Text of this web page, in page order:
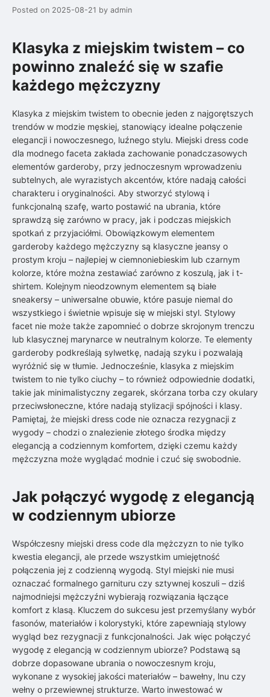
Posted on 2025-08-21 by admin
Klasyka z miejskim twistem – co
powinno znaleźć się w szafie
każdego mężczyzny
Klasyka z miejskim twistem to obecnie jeden z najgorętszych
trendów w modzie męskiej, stanowiący idealne połączenie
elegancji i nowoczesnego, luźnego stylu. Miejski dress code
dla modnego faceta zakłada zachowanie ponadczasowych
elementów garderoby, przy jednoczesnym wprowadzeniu
subtelnych, ale wyrazistych akcentów, które nadają całości
charakteru i oryginalności. Aby stworzyć stylową i
funkcjonalną szafę, warto postawić na ubrania, które
sprawdzą się zarówno w pracy, jak i podczas miejskich
spotkań z przyjaciółmi. Obowiązkowym elementem
garderoby każdego mężczyzny są klasyczne jeansy o
prostym kroju – najlepiej w ciemnoniebieskim lub czarnym
kolorze, które można zestawiać zarówno z koszulą, jak i t-
shirtem. Kolejnym nieodzownym elementem są białe
sneakersy – uniwersalne obuwie, które pasuje niemal do
wszystkiego i świetnie wpisuje się w miejski styl. Stylowy
facet nie może także zapomnieć o dobrze skrojonym trenczu
lub klasycznej marynarce w neutralnym kolorze. Te elementy
garderoby podkreślają sylwetkę, nadają szyku i pozwalają
wyróżnić się w tłumie. Jednocześnie, klasyka z miejskim
twistem to nie tylko ciuchy – to również odpowiednie dodatki,
takie jak minimalistyczny zegarek, skórzana torba czy okulary
przeciwsłoneczne, które nadają stylizacji spójności i klasy.
Pamiętaj, że miejski dress code nie oznacza rezygnacji z
wygody – chodzi o znalezienie złotego środka między
elegancją a codziennym komfortem, dzięki czemu każdy
mężczyzna może wyglądać modnie i czuć się swobodnie.
Jak połączyć wygodę z elegancją
w codziennym ubiorze
Współczesny miejski dress code dla mężczyzn to nie tylko
kwestia elegancji, ale przede wszystkim umiejętność
połączenia jej z codzienną wygodą. Styl miejski nie musi
oznaczać formalnego garnituru czy sztywnej koszuli – dziś
najmodniejsi mężczyźni wybierają rozwiązania łączące
komfort z klasą. Kluczem do sukcesu jest przemyślany wybór
fasonów, materiałów i kolorystyki, które zapewniają stylowy
wygląd bez rezygnacji z funkcjonalności. Jak więc połączyć
wygodę z elegancją w codziennym ubiorze? Podstawą są
dobrze dopasowane ubrania o nowoczesnym kroju,
wykonane z wysokiej jakości materiałów – bawełny, lnu czy
wełny o przewiewnej strukturze. Warto inwestować w